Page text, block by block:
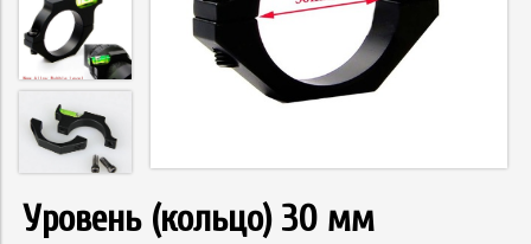
Уровень (кольцо) 30 мм